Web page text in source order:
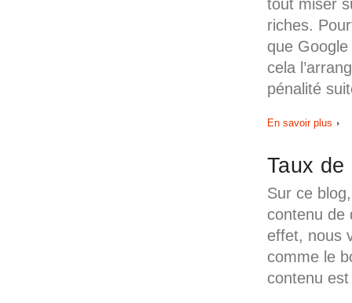
tout miser
riches.
que
cela
pénalité
En savoir plus
Taux
Sur ce
contenu de
effet, nous
comme le
contenu